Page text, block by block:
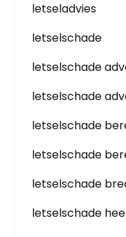
letseladvies
letselschade
letselschade
letselschade
letselschade
letselschade
letselschade
letselschade